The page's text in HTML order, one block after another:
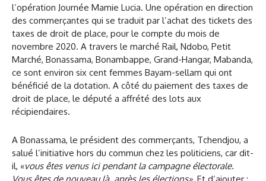
l’opération Journée Mamie Lucia. Une opération en direction
des commerçantes qui se traduit par l’achat des tickets des
taxes de droit de place, pour le compte du mois de
novembre 2020. A travers le marché Rail, Ndobo, Petit
Marché, Bonassama, Bonambappe, Grand-Hangar, Mabanda,
ce sont environ six cent femmes Bayam-sellam qui ont
bénéficié de la dotation. A côté du paiement des taxes de
droit de place, le député a affrété des lots aux
récipiendaires.
A Bonassama, le président des commerçants, Tchendjou, a
salué l’initiative hors du commun chez les politiciens, car dit-
il, «vous êtes venus ici pendant la campagne électorale.